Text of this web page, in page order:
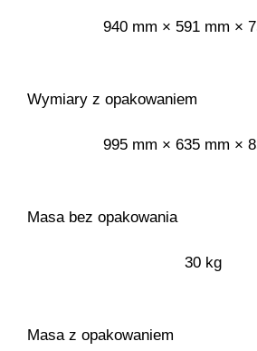
940 mm × 591 mm ×
Wymiary z opakowaniem
995 mm × 635 mm ×
Masa bez opakowania
30 kg
Masa z opakowaniem